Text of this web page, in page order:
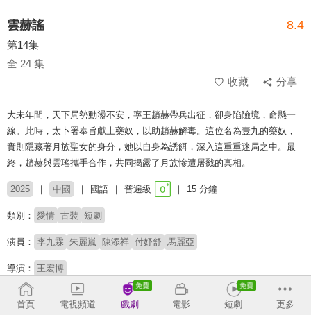
雲赫謠 8.4
第14集
全 24 集
收藏
分享
大未年間，天下局勢動盪不安，寧王趙赫帶兵出征，卻身陷險境，命懸一
線。此時，太卜署奉旨獻上藥奴，以助趙赫解毒。這位名為壹九的藥奴，
實則隱藏著月族聖女的身分，她以自身為誘餌，深入這重重迷局之中。最
終，趙赫與雲瑤攜手合作，共同揭露了月族慘遭屠戮的真相。
2025 中國 國語 普遍級 15 分鐘
類別： 愛情 古裝 短劇
演員： 李九霖 朱麗嵐 陳添祥 付妤舒 馬麗亞
導演： 王宏博
首頁 電視頻道 戲劇 電影 短劇 更多